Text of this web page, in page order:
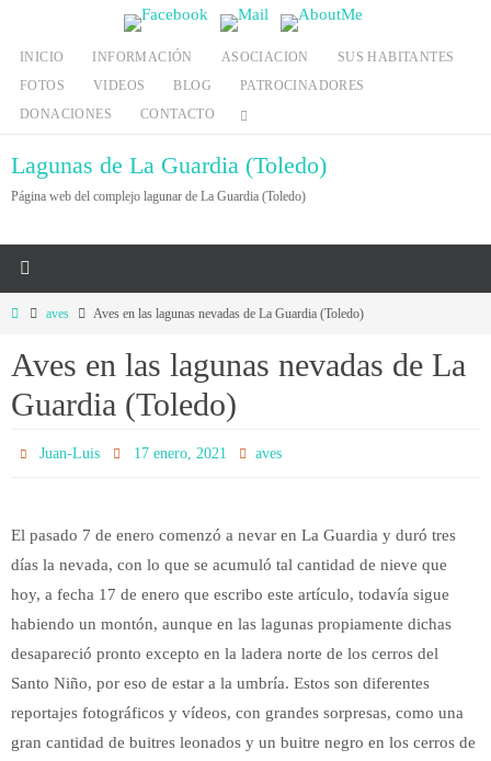
contenido
INICIO INFORMACIÓN ASOCIACION
SUS HABITANTES
FOTOS
VIDEOS BLOG
PATROCINADORES
DONACIONES
CONTACTO
Lagunas de La Guardia (Toledo)
Página web del complejo lagunar de La Guardia (Toledo)
Inicioaves Aves en las lagunas nevadas de La Guardia (Toledo)
Aves en las lagunas nevadas de La
Guardia (Toledo)
Juan-Luis 17 enero, 2021 aves
El pasado 7 de enero comenzó a nevar en La Guardia y duró tres
días la nevada, con lo que se acumuló tal cantidad de nieve que
hoy, a fecha 17 de enero que escribo este artículo, todavía sigue
habiendo un montón, aunque en las lagunas propiamente dichas
desapareció pronto excepto en la ladera norte de los cerros del
Santo Niño, por eso de estar a la umbría. Estos son diferentes
reportajes fotográficos y vídeos, con grandes sorpresas, como una
gran cantidad de buitres leonados y un buitre negro en los cerros de